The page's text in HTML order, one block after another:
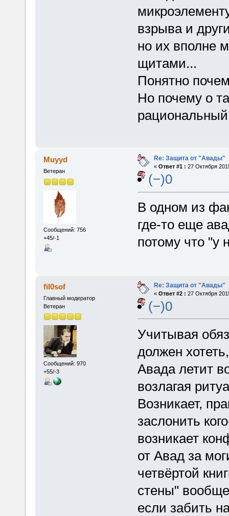
взрыва и
но их вполне
щитами...
Понятно
Но почему о
Muyyd
Ветеран
Сообщений: 756
+45/-1
Re: Защита от "Авады"
« Ответ #1 : 27 Октября
(−)0
В одном из
где-то еще
потому что "у
fil0sof
Главный модератор
Ветеран
Сообщений: 970
+55/-3
Re: Защита от "Авады"
« Ответ #2 : 27 Октября
(−)0
Учитывая
должен
Авада летит
возлагая
Возникает,
заслонить
возникает
от Авад за
четвёртой
стены"
если забить